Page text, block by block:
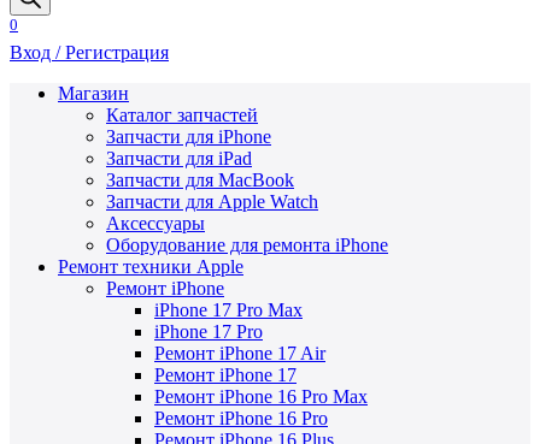
0
Вход / Регистрация
Магазин
Каталог запчастей
Запчасти для iPhone
Запчасти для iPad
Запчасти для MacBook
Запчасти для Apple Watch
Аксессуары
Оборудование для ремонта iPhone
Ремонт техники Apple
Ремонт iPhone
iPhone 17 Pro Max
iPhone 17 Pro
Ремонт iPhone 17 Air
Ремонт iPhone 17
Ремонт iPhone 16 Pro Max
Ремонт iPhone 16 Pro